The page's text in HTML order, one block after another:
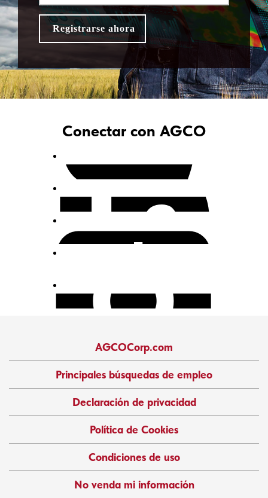
tu contribución!
Conectar con AGCO
AGCOCorp.com
Principales búsquedas de empleo
Declaración de privacidad
Política de Cookies
Condiciones de uso
No venda mi información